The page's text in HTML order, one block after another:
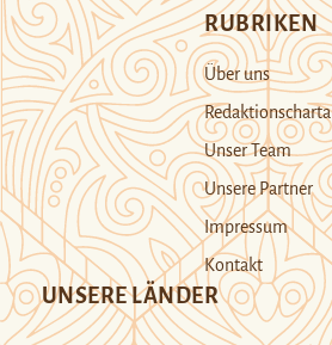
RUBRIKEN
Über uns
Redaktionscharta
Unser Team
Unsere Partner
Impressum
Kontakt
UNSERE LÄNDER